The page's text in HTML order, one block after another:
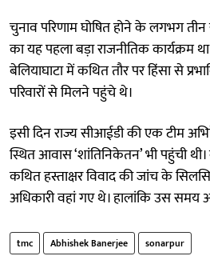
चुनाव परिणाम घोषित होने के लगभग
का यह पहला बड़ा राजनीतिक कार्यक्रम
बेलियाघाटा में कथित तौर पर हिंसा से
परिवारों से मिलने पहुंचे थे।
इसी दिन राज्य सीआईडी की एक टीम
स्थित आवास ‘शांतिनिकेतन’ भी पहुंची
कथित हस्ताक्षर विवाद की जांच के
अधिकारी वहां गए थे। हालांकि उस समय
tmc Abhishek Banerjee sonarpur